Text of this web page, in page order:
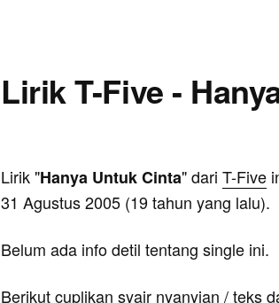
Lirik T-Five -
Lirik "Hanya Untuk Cinta" dari T-Five
31 Agustus 2005 (19 tahun yang lalu).
Belum ada info detil tentang single ini.
Berikut cuplikan syair nyanyian / teks